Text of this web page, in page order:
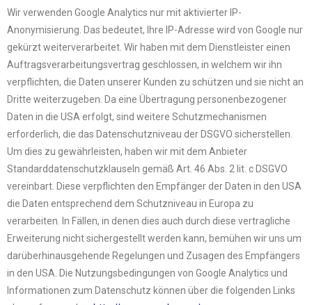
Wir verwenden Google Analytics nur mit aktivierter IP-
Anonymisierung. Das bedeutet, Ihre IP-Adresse wird von Google nur
gekürzt weiterverarbeitet. Wir haben mit dem Dienstleister einen
Auftragsverarbeitungsvertrag geschlossen, in welchem wir ihn
verpflichten, die Daten unserer Kunden zu schützen und sie nicht an
Dritte weiterzugeben. Da eine Übertragung personenbezogener
Daten in die USA erfolgt, sind weitere Schutzmechanismen
erforderlich, die das Datenschutzniveau der DSGVO sicherstellen.
Um dies zu gewährleisten, haben wir mit dem Anbieter
Standarddatenschutzklauseln gemäß Art. 46 Abs. 2 lit. c DSGVO
vereinbart. Diese verpflichten den Empfänger der Daten in den USA
die Daten entsprechend dem Schutzniveau in Europa zu
verarbeiten. In Fällen, in denen dies auch durch diese vertragliche
Erweiterung nicht sichergestellt werden kann, bemühen wir uns um
darüberhinausgehende Regelungen und Zusagen des Empfängers
in den USA. Die Nutzungsbedingungen von Google Analytics und
Informationen zum Datenschutz können über die folgenden Links